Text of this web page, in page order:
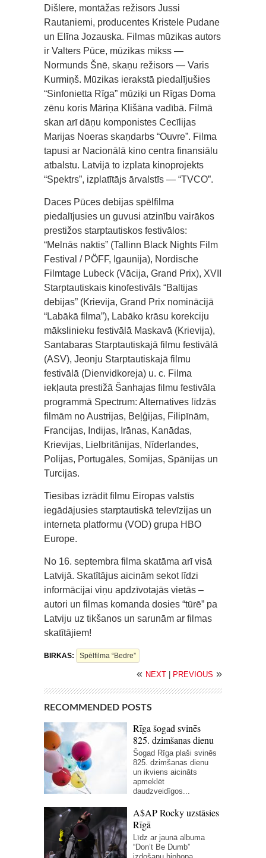
Dišlere, montāžas režisors Jussi
Rautaniemi, producentes Kristele Pudane
un Elīna Jozauska. Filmas mūzikas autors
ir Valters Pūce, mūzikas mikss —
Normunds Šnē, skaņu režisors — Varis
Kurmiņš. Mūzikas ierakstā piedalījušies
“Sinfonietta Rīga” mūziķi un Rīgas Doma
zēnu koris Māriņa Klišāna vadībā. Filmā
skan arī dāņu komponistes Cecīlijas
Marijas Noeras skaņdarbs “Ouvre”. Filma
tapusi ar Nacionālā kino centra finansiālu
atbalstu. Latvijā to izplata kinoprojekts
“Spektrs”, izplatītājs ārvalstīs — “TVCO”.
Daces Pūces debijas spēlfilma
piedalījusies un guvusi atzinību vairākos
prestižos starptautiskos festivālos:
“Melnās naktis” (Tallinn Black Nights Film
Festival / PÖFF, Igaunija), Nordische
Filmtage Lubeck (Vācija, Grand Prix), XVII
Starptautiskais kinofestivāls “Baltijas
debijas” (Krievija, Grand Prix nominācijā
“Labākā filma”), Labāko krāsu korekciju
mākslinieku festivālā Maskavā (Krievija),
Santabaras Starptautiskajā filmu festivālā
(ASV), Jeonju Starptautiskajā filmu
festivālā (Dienvidkoreja) u. c. Filma
iekļauta prestižā Šanhajas filmu festivāla
programmā Spectrum: Alternatives līdzās
filmām no Austrijas, Beļģijas, Filipīnām,
Francijas, Indijas, Irānas, Kanādas,
Krievijas, Lielbritānijas, Nīderlandes,
Polijas, Portugāles, Somijas, Spānijas un
Turcijas.
Tiesības izrādīt filmu Eiropas valstīs
iegādājusies starptautiskā televīzijas un
interneta platformu (VOD) grupa HBO
Europe.
No 16. septembra filma skatāma arī visā
Latvijā. Skatītājus aicinām sekot līdzi
informācijai viņu apdzīvotajās vietās –
autori un filmas komanda dosies “tūrē” pa
Latviju uz tikšanos un sarunām ar filmas
skatītājiem!
BIRKAS: Spēlfilma “Bedre”
« NEXT PREVIOUS »
RECOMMENDED POSTS
Rīga šogad svinēs
825. dzimšanas dienu
Šogad Rīga plaši svinēs
825. dzimšanas dienu
un ikviens aicināts
apmeklēt
daudzveidīgos...
A$AP Rocky uzstāsies
Rīgā
Līdz ar jaunā albuma
“Don’t Be Dumb”